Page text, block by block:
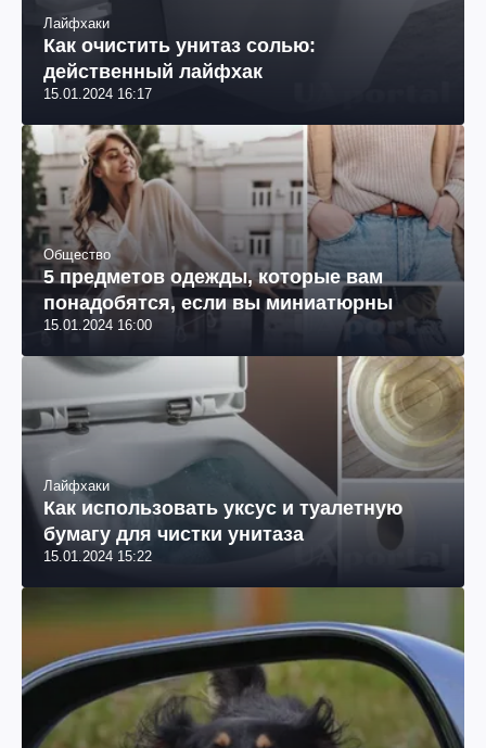
Лайфхаки
Как очистить унитаз солью:
действенный лайфхак
15.01.2024 16:17
Общество
5 предметов одежды, которые вам
понадобятся, если вы миниатюрны
15.01.2024 16:00
Лайфхаки
Как использовать уксус и туалетную
бумагу для чистки унитаза
15.01.2024 15:22